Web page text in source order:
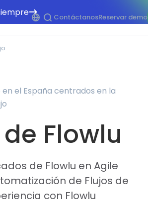
ContáctanosReservar demo
el España centrados en la
Flowlu
de Flowlu en Agile
de Flujos de
con Flowlu